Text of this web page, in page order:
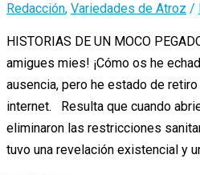
Redacción, Variedades de Atroz /
HISTORIAS DE UN MOCO
amigues mies! ¡Cómo os he
ausencia, pero he estado de
internet. Resulta que cuando
eliminaron las restricciones
tuvo una revelación existencial y